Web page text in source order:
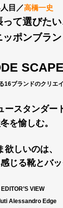
目／高橋一史
て選びたい
ッポンブラン
SCAPE
16ブランドのクリエ
ースタンダー
を愉しむ。
欲しいのは、
じる靴とバ
EDITOR’S VIEW
Alessandro Edge